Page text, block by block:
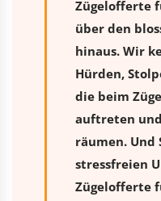
Zügelofferte
über den
hinaus. Wir
Hürden,
die beim
auftreten
räumen. Und
stressfreien
Zügelofferte